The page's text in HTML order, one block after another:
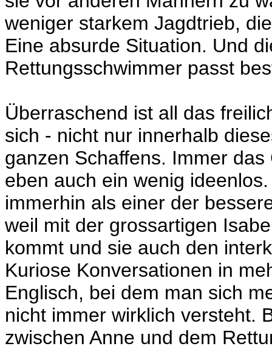
weniger starkem Jagdtrieb,
Eine absurde Situation. Und
Rettungsschwimmer passt
Überraschend ist all das
sich - nicht nur innerhalb
ganzen Schaffens. Immer
eben auch ein wenig
immerhin als einer der
weil mit der grossartigen
kommt und sie auch den
Kuriose Konversationen in
Englisch, bei dem man sich
nicht immer wirklich versteht.
zwischen Anne und dem